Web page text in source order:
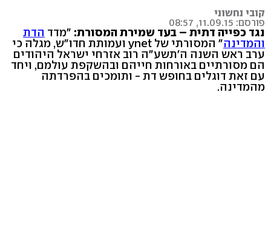
קובי נחשוני
פורסם: 11.09.15, 08:57
נגד כפייה דתית – בעד שמירת המסורת: "מדד הדת
והמדינה " המסורתי של ynet ועמותת חדו"ש, מגלה כי
ערב ראש השנה ה'תשע"ה רוב אזרחי ישראל היהודים
הם מסורתיים באורחות חייהם ובהשקפת עולמם, ויחד
עם זאת דוגלים בחופש דת - ותומכים בהפרדתה
מהמדינה.